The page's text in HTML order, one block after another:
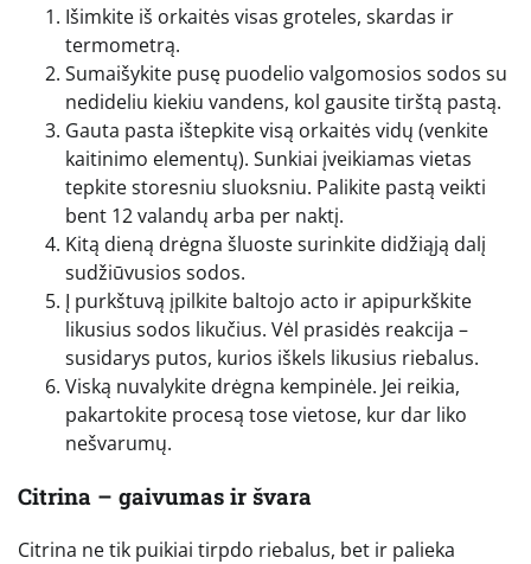
Išimkite iš orkaitės visas groteles, skardas ir
termometrą.
Sumaišykite pusę puodelio valgomosios sodos su
nedideliu kiekiu vandens, kol gausite tirštą pastą.
Gauta pasta ištepkite visą orkaitės vidų (venkite
kaitinimo elementų). Sunkiai įveikiamas vietas
tepkite storesniu sluoksniu. Palikite pastą veikti
bent 12 valandų arba per naktį.
Kitą dieną drėgna šluoste surinkite didžiąją dalį
sudžiūvusios sodos.
Į purkštuvą įpilkite baltojo acto ir apipurkškite
likusius sodos likučius. Vėl prasidės reakcija –
susidarys putos, kurios iškels likusius riebalus.
Viską nuvalykite drėgna kempinėle. Jei reikia,
pakartokite procesą tose vietose, kur dar liko
nešvarumų.
Citrina – gaivumas ir švara
Citrina ne tik puikiai tirpdo riebalus, bet ir palieka